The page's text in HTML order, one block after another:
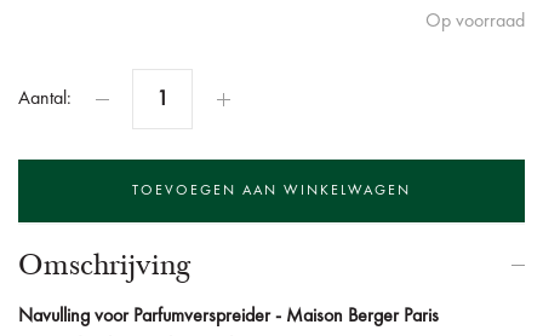
Op voorraad
Aantal:
Omschrijving
Navulling voor Parfumverspreider - Maison Berger Paris